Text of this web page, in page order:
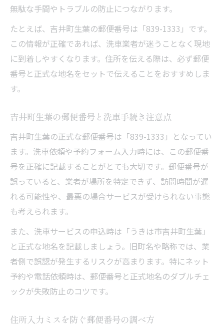
無駄な手間やトラブルの防止につながります。
たとえば、吉井町生葉の郵便番号は「839-1333」です。
この情報が正確であれば、洗車業者が迷うことなく現地
に到着しやすくなります。住所を伝える際は、必ず郵便
番号と正式な地名をセットで伝えることをおすすめしま
す。
吉井町生葉の郵便番号と洗車手続き注意点
吉井町生葉の正式な郵便番号は「839-1333」となってい
ます。洗車依頼や予約フォーム入力時には、この郵便番
号を正確に記載することがとても大切です。郵便番号が
誤っていると、業者が場所を特定できず、訪問時間が遅
れる可能性や、最悪の場合サービスが受けられない事態
も考えられます。
また、洗車サービスの申込時は「うきは市吉井町生葉」
と正式な地名を記載しましょう。旧町名や略称では、業
者側で誤認が発生するリスクが高まります。特にネット
予約や電話依頼時は、郵便番号と正式地名のダブルチェ
ックが失敗防止のコツです。
住所入力ミスを防ぐ郵便番号の調べ方